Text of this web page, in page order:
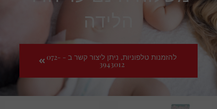
הלידה
להזמנות טלפוניות, ניתן ליצור קשר ב - 072-
3943012